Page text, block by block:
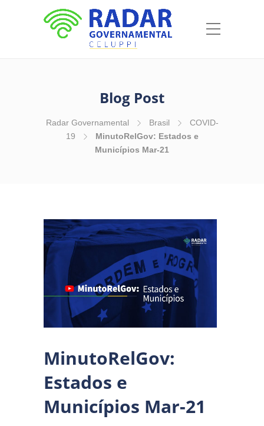
Blog Post
Radar Governamental Brasil
COVID-
19
MinutoRelGov: Estados e
Municípios Mar-21
MinutoRelGov:
Estados e
Municípios Mar-21